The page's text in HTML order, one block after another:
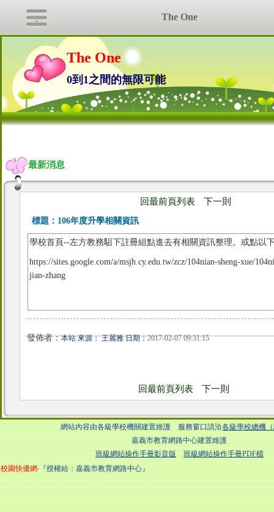
The One
0到1之間的無限可能
:::
最新消息
回最前頁列表 下一則
標題： 106年度升學相關資訊
學校首頁--左方教務駔下註冊組點進去有相關資訊整理。或點以
https://sites.google.com/a/msjh.cy.edu.tw/zcz/104nian-sheng-xue/
jian-zhang
發佈者：本站 來源： 王麗雅 日期：2017-02-07 09:31:15
回最前頁列表 下一則
網站內容由各級學校機關建置維護 服務窗口請洽各級學校總機
嘉義市教育網路中心建置維護
班級網站操作手冊影音版
班級網站操作手冊PDF檔
校園快優網‧『授權給：嘉義市教育網路中心』
The One